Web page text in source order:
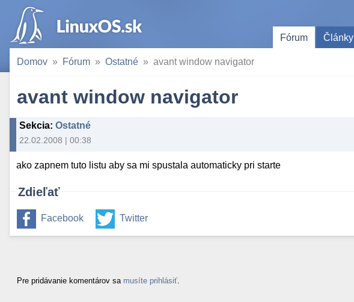
Fórum
Články
Domov Fórum Ostatné avant window navigator
avant window navigator
Sekcia: Ostatné
22.02.2008 | 00:38
ako zapnem tuto listu aby sa mi spustala automaticky pri starte
Zdieľať
Facebook Twitter
Pre pridávanie komentárov sa musíte prihlásiť